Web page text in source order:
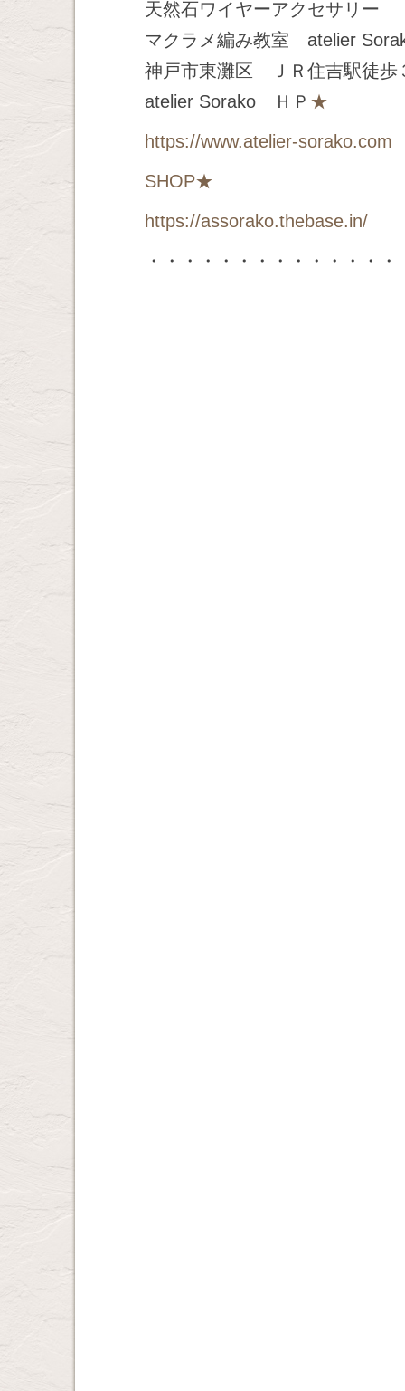
天然石ワイヤーアクセサリー
マクラメ編み教室 atelier
神戸市東灘区 ＪＲ住吉駅徒歩
atelier Sorako ＨＰ ★
https://www.atelier-sorako.com
SHOP★
https://assorako.thebase.in/
・・・・・・・・・・・・・・